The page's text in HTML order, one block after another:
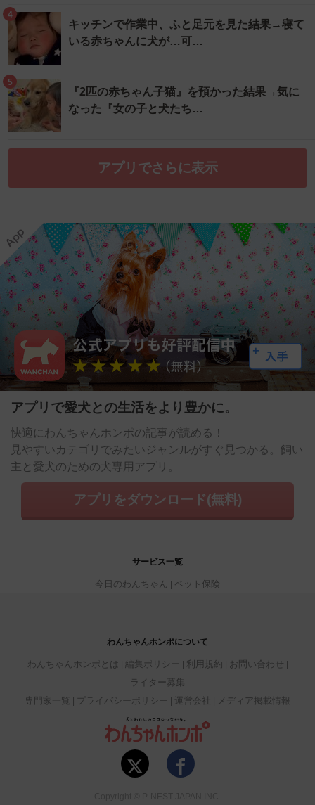
4
キッチンで作業中、ふと足元を見た結果→寝て
いる赤ちゃんに犬が…可…
5
『2匹の赤ちゃん子猫』を預かった結果→気に
なった『女の子と犬たち…
アプリでさらに表示
アプリで愛犬との生活をより豊かに。
快適にわんちゃんホンポの記事が読める！
見やすいカテゴリでみたいジャンルがすぐ見つかる。飼い
主と愛犬のための犬専用アプリ。
アプリをダウンロード(無料)
サービス一覧
今日のわんちゃん ペット保険
わんちゃんホンポについて
わんちゃんホンポとは 編集ポリシー 利用規約
お問い合わせ
ライター募集
専門家一覧
プライバシーポリシー 運営会社 メディア掲載情報